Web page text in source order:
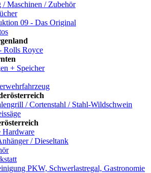
/ Maschinen / Zubehör
09 - Das Original
Rolls Royce
+ Speicher
/ Cortenstahl / Stahl-Wildschwein
Hardware
/ Dieseltank
PKW, Schwerlastregal, Gastronomie